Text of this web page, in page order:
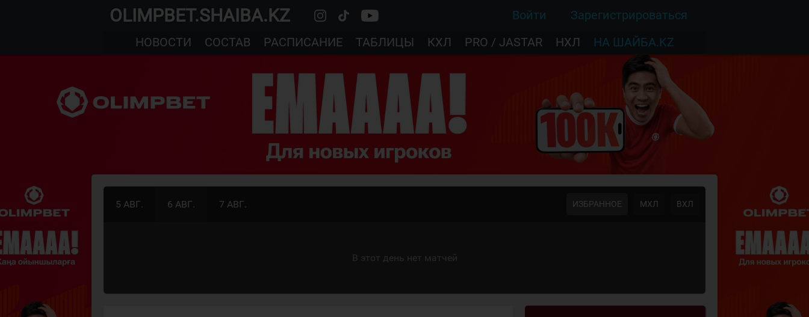
OLIMPBET.SHAIBA.KZ Войти
Зарегистрироваться
НОВОСТИ
СОСТАВ РАСПИСАНИЕ ТАБЛИЦЫ КХЛ PRO / JASTAR НХЛ НА ШАЙБА.KZ
5 АВГ. 6 АВГ. 7 АВГ. ИЗБРАННОЕ МХЛ ВХЛ
В этот день нет матчей